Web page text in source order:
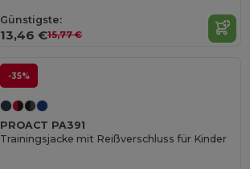
Günstigste:
13,46 €15,77 €
-35%
PROACT PA391
Trainingsjacke mit Reißverschluss für Kinder